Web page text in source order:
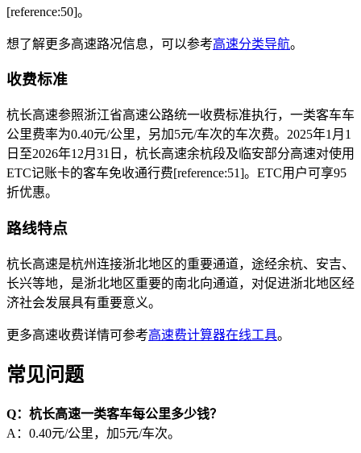
[reference:50]。
想了解更多高速路况信息，可以参考高速分类导航。
收费标准
杭长高速参照浙江省高速公路统一收费标准执行，一类客车车
公里费率为0.40元/公里，另加5元/车次的车次费。2025年1月1
日至2026年12月31日，杭长高速余杭段及临安部分高速对使用
ETC记账卡的客车免收通行费[reference:51]。ETC用户可享95
折优惠。
路线特点
杭长高速是杭州连接浙北地区的重要通道，途经余杭、安吉、
长兴等地，是浙北地区重要的南北向通道，对促进浙北地区经
济社会发展具有重要意义。
更多高速收费详情可参考高速费计算器在线工具。
常见问题
Q：杭长高速一类客车每公里多少钱？
A：0.40元/公里，加5元/车次。